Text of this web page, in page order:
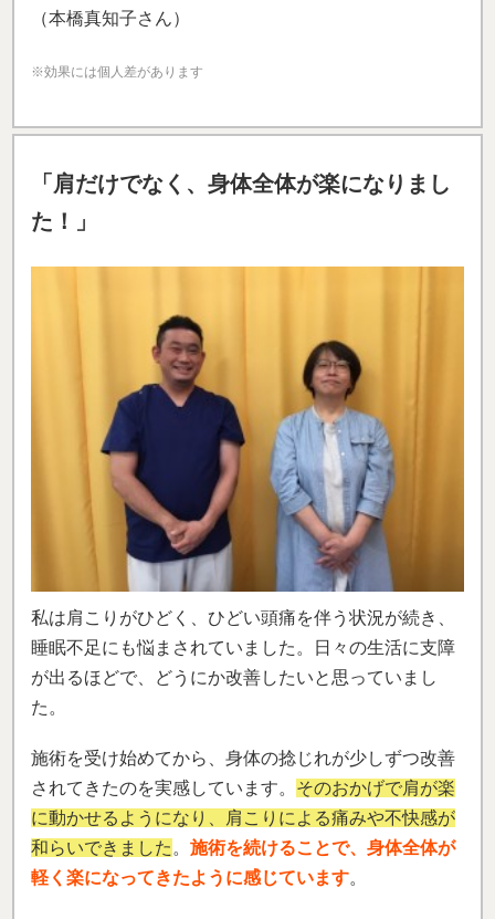
（本橋真知子さん）
※効果には個人差があります
「肩だけでなく、 身体全体が楽になりまし
た！」
私は肩こりがひどく、ひどい頭痛を伴う状況が続き、
睡眠不足にも悩まされていました。日々の生活に支障
が出るほどで、どうにか改善したいと思っていまし
た。
施術を受け始めてから、身体の捻じれが少しずつ改善
されてきたのを実感しています。 そのおかげで肩が楽
に動かせるようになり、肩こりによる痛みや不快感が
和らいできました 。 施術を続けることで、身体全体が
軽く楽になってきたように感じています。